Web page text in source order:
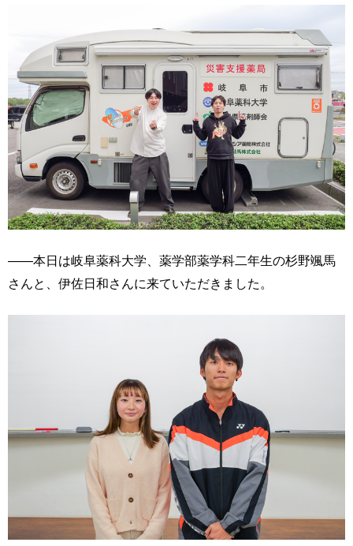
――本日は岐阜薬科大学、薬学部薬学科二年生の杉野颯馬
さんと、伊佐日和さんに来ていただきました。